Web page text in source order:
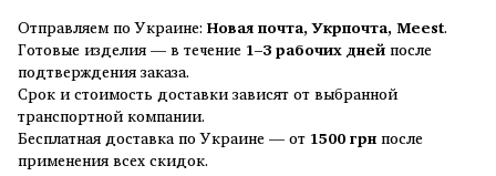
Отправляем по Украине: Новая почта, Укрпочта, Meest.
Готовые изделия — в течение 1–3 рабочих днейпосле
подтверждения заказа.
Срок и стоимость доставки зависят от выбранной
транспортной компании.
Бесплатная доставка по Украине — от 1500 грнпосле
применения всех скидок.